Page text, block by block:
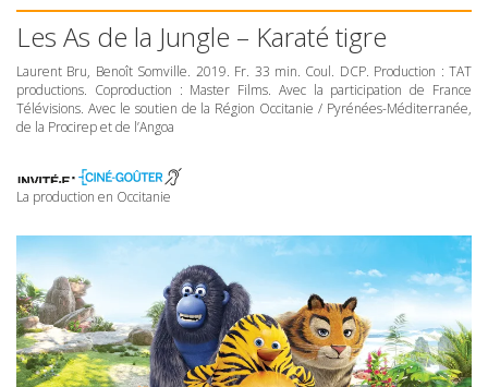
Les As de la Jungle – Karaté tigre
Laurent Bru, Benoît Somville. 2019. Fr. 33 min. Coul. DCP. Production : TAT
productions. Coproduction : Master Films. Avec la participation de France
Télévisions. Avec le soutien de la Région Occitanie / Pyrénées-Méditerranée,
de la Procirep et de l’Angoa
La production en Occitanie